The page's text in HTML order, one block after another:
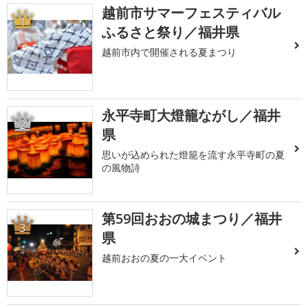
1
越前市サマーフェスティバル
ふるさと祭り／福井県
越前市内で開催される夏まつり
2
永平寺町大燈籠ながし／福井
県
思いが込められた燈籠を流す永平寺町の夏
の風物詩
3
第59回おおの城まつり／福井
県
越前おおの夏の一大イベント